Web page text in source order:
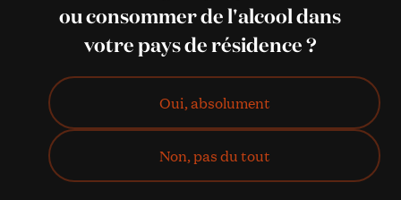
ou consommer de l'alcool dans
votre pays de résidence ?
Oui, absolument
Non, pas du tout